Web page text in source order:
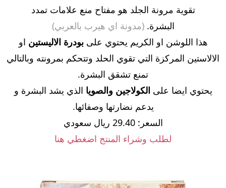
تقوية مرونة الجلد هو مفتاح منع علامات تمدد
البشرة.(مدونة اي هيرب بالعربي)
هذا اللوشن او الكريم يحتوي علىبودرة الاليستين او
الالاستين المركزة التي تقوي الحلد وتتحكم بمرونته وبالتالي
تمنع تشقق البشرة.
يحتوي ايضا على الكولاجين والصويا الذي يشد البشرة و
يدعم نضارتها وصفائها.
السعر: 29.40 ريال سعودي
لطلب وشراء المنتج اضغطي هنا